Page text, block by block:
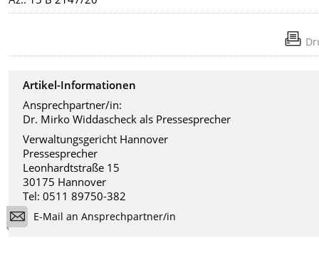
Artikel-Informationen
Ansprechpartner/in:
Dr. Mirko Widdascheck als Pressesprecher
Verwaltungsgericht Hannover
Pressesprecher
Leonhardtstraße 15
30175 Hannover
Tel: 0511 89750-382
E-Mail an Ansprechpartner/in